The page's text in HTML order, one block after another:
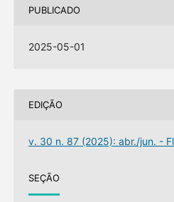
PUBLICADO
2025-05-01
EDIÇÃO
v. 30 n. 87 (2025): abr./jun. -
SEÇÃO